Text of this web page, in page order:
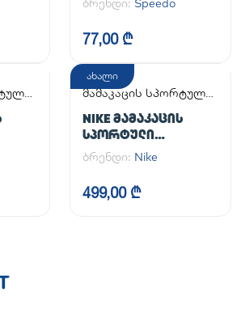
ბრენდი: Speedo
77,00 ₾
ახალი
მამაკაცის სპორტული
NIKE ᲛᲐᲛᲐᲙᲐᲪᲘᲡ
ᲡᲞᲝᲠᲢᲣᲚᲘ
ᲤᲔᲮᲡᲐᲪᲛᲔᲚᲘ AIR
FORCE 1 '07
ბრენდი: Nike
499,00 ₾